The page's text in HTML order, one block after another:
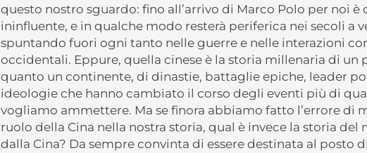
questo nostro sguardo: fino all’arrivo di Marco Polo per noi è
ininfluente, e in qualche modo resterà periferica nei secoli a
spuntando fuori ogni tanto nelle guerre e nelle interazioni
occidentali. Eppure, quella cinese è la storia millenaria di un
quanto un continente, di dinastie, battaglie epiche, leader
ideologie che hanno cambiato il corso degli eventi più di
vogliamo ammettere. Ma se finora abbiamo fatto l’errore di
ruolo della Cina nella nostra storia, qual è invece la storia del
dalla Cina? Da sempre convinta di essere destinata al posto